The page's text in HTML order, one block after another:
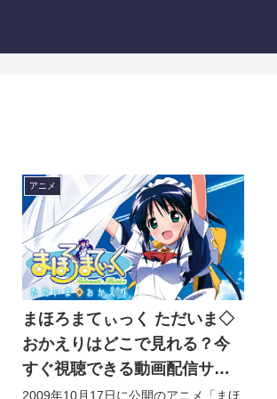
アニメ
まほろまてぃっく ただいま◇
おかえりはどこで見れる？今
すぐ視聴できる動画配信サー
ビスを紹介！
2009年10月17日に公開のアニメ「まほ